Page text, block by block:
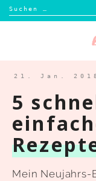
Suchen
nach:
Shop
21. Jan.
5
Mein Neujahrs-